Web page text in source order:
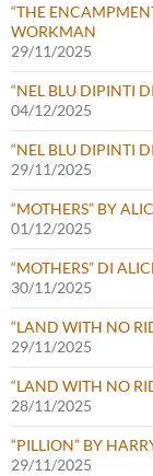
“THE
WORKMAN
29/11/2025
“NEL BLU DIPINTI
04/12/2025
“NEL BLU DIPINTI
29/11/2025
“MOTHERS” BY
01/12/2025
“MOTHERS” DI
30/11/2025
“LAND WITH NO
29/11/2025
“LAND WITH NO
28/11/2025
“PILLION” BY
29/11/2025